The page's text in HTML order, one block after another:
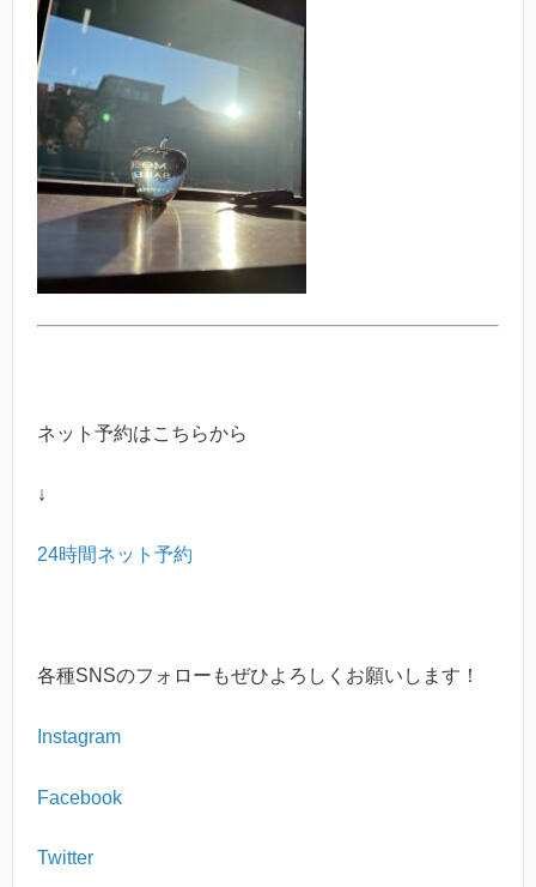
ネット予約はこちらから
↓
24時間ネット予約
各種SNSのフォローもぜひよろしくお願いします！
Instagram
Facebook
Twitter